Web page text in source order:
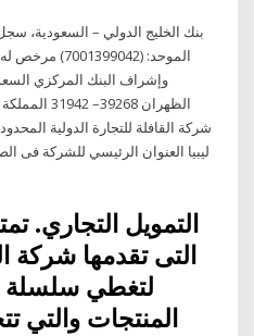
شركة القافلة للتجارة الدولية
ليبيا العنوان الرئيسي للشركة فى
التمويل التجاري.
التى تقدمها شركة
لتغطي سلسلة
المنتجات